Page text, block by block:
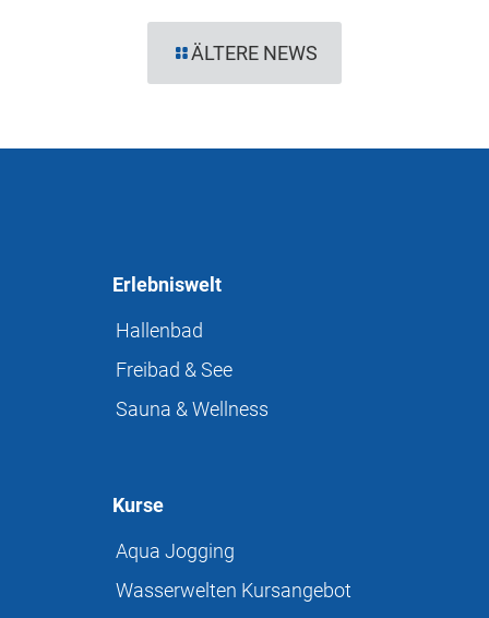
ÄLTERE NEWS
Erlebniswelt
Hallenbad
Freibad & See
Sauna & Wellness
Kurse
Aqua Jogging
Wasserwelten Kursangebot